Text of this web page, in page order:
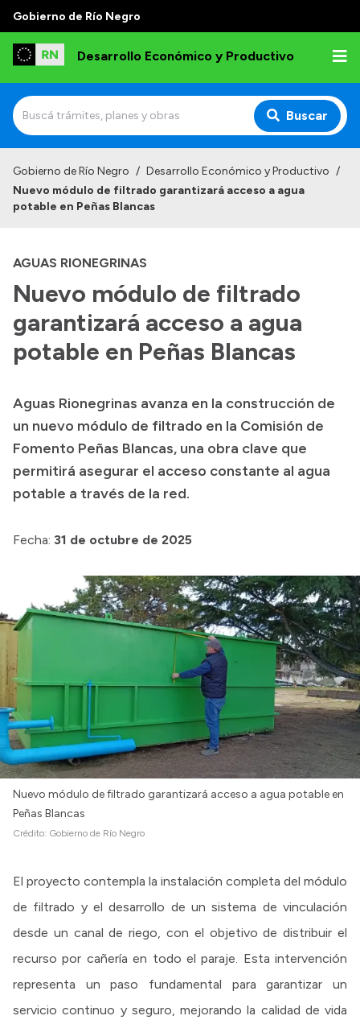
Gobierno de Río Negro
Desarrollo Económico y Productivo
Buscar
Institucional
Autoridades
Delegaciones
Normativa
Presupuesto
Boletín Oficial
Compras y licitaciones
Consulta de expedientes
Convocatorias
Login
Gobierno de Río Negro / Desarrollo Económico y Productivo /
Nuevo módulo de filtrado garantizará acceso a agua
potable en Peñas Blancas
AGUAS RIONEGRINAS
Nuevo módulo de filtrado
garantizará acceso a agua
potable en Peñas Blancas
Aguas Rionegrinas avanza en la construcción de
un nuevo módulo de filtrado en la Comisión de
Fomento Peñas Blancas, una obra clave que
permitirá asegurar el acceso constante al agua
potable a través de la red.
Fecha: 31 de octubre de 2025
Nuevo módulo de filtrado garantizará acceso a agua potable en
Peñas Blancas
Crédito: Gobierno de Río Negro
El proyecto contempla la instalación completa del módulo
de filtrado y el desarrollo de un sistema de vinculación
desde un canal de riego, con el objetivo de distribuir el
recurso por cañería en todo el paraje. Esta intervención
representa un paso fundamental para garantizar un
servicio continuo y seguro, mejorando la calidad de vida